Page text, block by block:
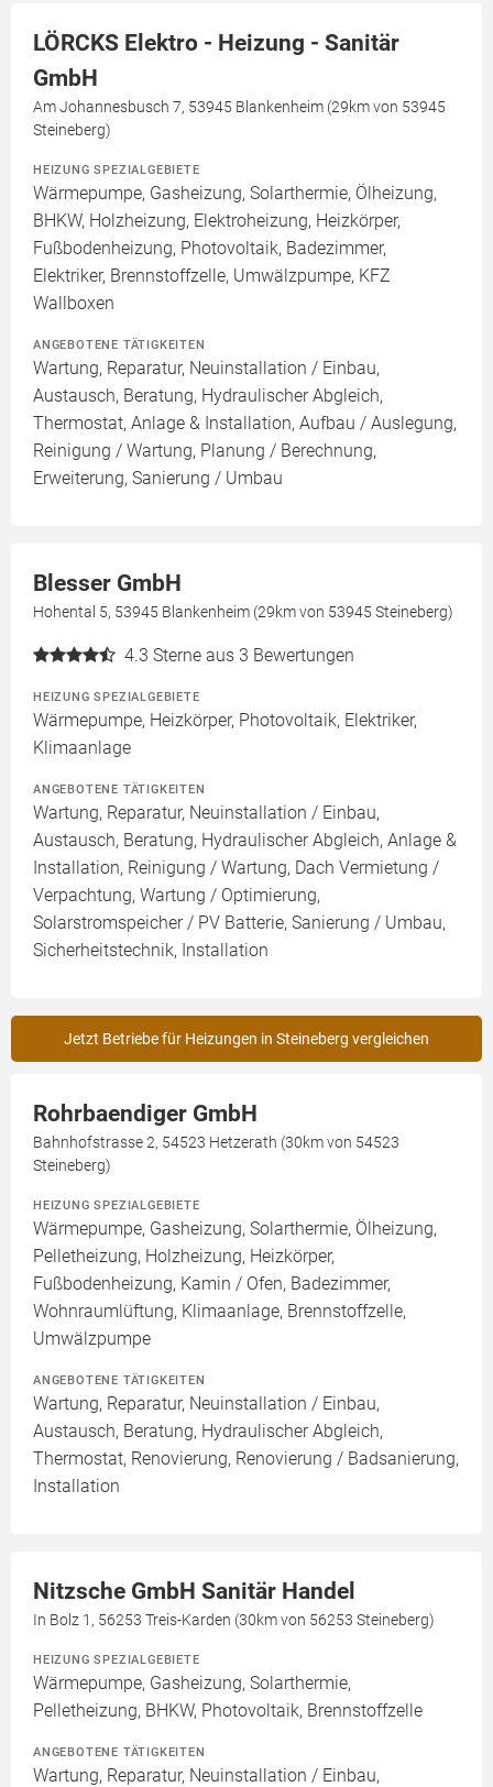
LÖRCKS Elektro - Heizung - Sanitär
GmbH
Am Johannesbusch 7, 53945 Blankenheim (29km von 53945
Steineberg)
HEIZUNG SPEZIALGEBIETE
Wärmepumpe, Gasheizung, Solarthermie, Ölheizung,
BHKW, Holzheizung, Elektroheizung, Heizkörper,
Fußbodenheizung, Photovoltaik, Badezimmer,
Elektriker, Brennstoffzelle, Umwälzpumpe, KFZ
Wallboxen
ANGEBOTENE TÄTIGKEITEN
Wartung, Reparatur, Neuinstallation / Einbau,
Austausch, Beratung, Hydraulischer Abgleich,
Thermostat, Anlage & Installation, Aufbau / Auslegung,
Reinigung / Wartung, Planung / Berechnung,
Erweiterung, Sanierung / Umbau
Blesser GmbH
Hohental 5, 53945 Blankenheim (29km von 53945 Steineberg)
4.3 Sterne aus 3 Bewertungen
HEIZUNG SPEZIALGEBIETE
Wärmepumpe, Heizkörper, Photovoltaik, Elektriker,
Klimaanlage
ANGEBOTENE TÄTIGKEITEN
Wartung, Reparatur, Neuinstallation / Einbau,
Austausch, Beratung, Hydraulischer Abgleich, Anlage &
Installation, Reinigung / Wartung, Dach Vermietung /
Verpachtung, Wartung / Optimierung,
Solarstromspeicher / PV Batterie, Sanierung / Umbau,
Sicherheitstechnik, Installation
Jetzt Betriebe für Heizungen in Steineberg vergleichen
Rohrbaendiger GmbH
Bahnhofstrasse 2, 54523 Hetzerath (30km von 54523
Steineberg)
HEIZUNG SPEZIALGEBIETE
Wärmepumpe, Gasheizung, Solarthermie, Ölheizung,
Pelletheizung, Holzheizung, Heizkörper,
Fußbodenheizung, Kamin / Ofen, Badezimmer,
Wohnraumlüftung, Klimaanlage, Brennstoffzelle,
Umwälzpumpe
ANGEBOTENE TÄTIGKEITEN
Wartung, Reparatur, Neuinstallation / Einbau,
Austausch, Beratung, Hydraulischer Abgleich,
Thermostat, Renovierung, Renovierung / Badsanierung,
Installation
Nitzsche GmbH Sanitär Handel
In Bolz 1, 56253 Treis-Karden (30km von 56253 Steineberg)
HEIZUNG SPEZIALGEBIETE
Wärmepumpe, Gasheizung, Solarthermie,
Pelletheizung, BHKW, Photovoltaik, Brennstoffzelle
ANGEBOTENE TÄTIGKEITEN
Wartung, Reparatur, Neuinstallation / Einbau,